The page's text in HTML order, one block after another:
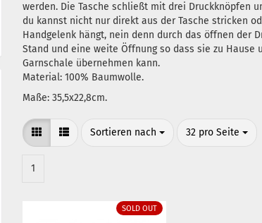
werden. Die Tasche schließt mit drei Druckknöpfen
du kannst nicht nur direkt aus der Tasche stricken
Handgelenk hängt, nein denn durch das öffnen der
Stand und eine weite Öffnung so dass sie zu Hause
Garnschale übernehmen kann.
​Material: 100% Baumwolle.
Maße: 35,5x22,8cm.
Sortieren nach
Sortieren nach 32 pro Seite
pro Seite
1
SOLD OUT